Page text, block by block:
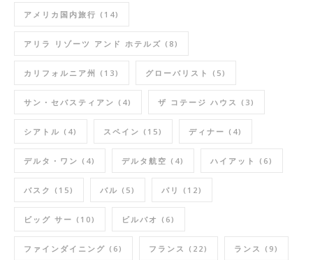
アメリカ国内旅行 (14)
アリラ リゾーツ アンド ホテルズ (8)
カリフォルニア州 (13) グローバリスト (5)
サン・セバスティアン (4) ザ コテージ ハウス (3)
シアトル (4) スペイン (15) ディナー (4)
デルタ・ワン (4) デルタ航空 (4) ハイアット (6)
バスク (15) バル (5) パリ (12)
ビッグ サー (10) ビルバオ (6)
ファインダイニング (6) フランス (22) ランス (9)